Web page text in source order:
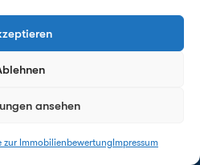
ansehen
zur Immobilienbewertung Impressum
energetische Zustand
sich der behördliche
Freibetrags: –
von 24h - garantiert!